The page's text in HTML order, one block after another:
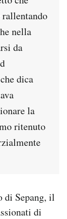
nella
da
dica
la
ritenuto
di Sepang, il
di